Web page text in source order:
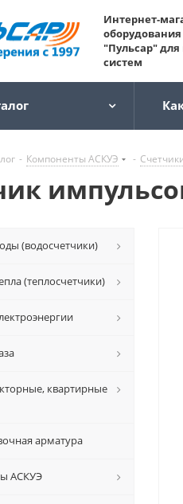
Интернет-
"Пульсар"
систем
- Компоненты АСКУЭ -
(водосчетчики)
(теплосчетчики)
квартирные
арматура
АСКУЭ